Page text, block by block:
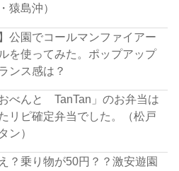
猿島沖）
公園でコールマンファイアー
を使ってみた。ポップアップ
ンス感は？
おべんと TanTan」のお弁当は
リピ確定弁当でした。（松戸
ン）
？乗り物が50円？？激安遊園